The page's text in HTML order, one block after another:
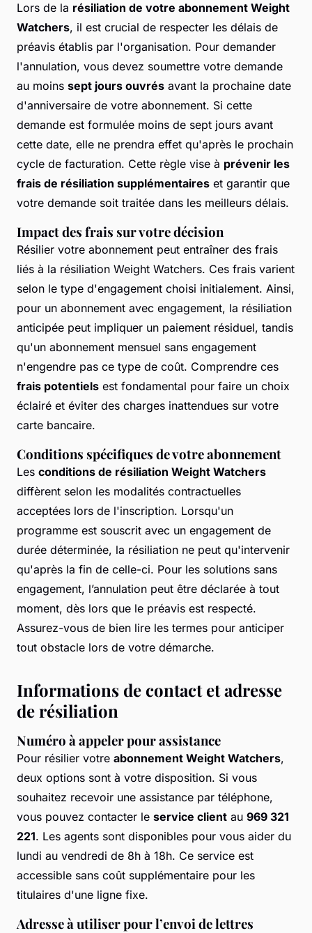
Lors de la résiliation de votre abonnement Weight
Watchers, il est crucial de respecter les délais de
préavis établis par l'organisation. Pour demander
l'annulation, vous devez soumettre votre demande
au moins sept jours ouvrés avant la prochaine date
d'anniversaire de votre abonnement. Si cette
demande est formulée moins de sept jours avant
cette date, elle ne prendra effet qu'après le prochain
cycle de facturation. Cette règle vise à prévenir les
frais de résiliation supplémentaires et garantir que
votre demande soit traitée dans les meilleurs délais.
Impact des frais sur votre décision
Résilier votre abonnement peut entraîner des frais
liés à la résiliation Weight Watchers. Ces frais varient
selon le type d'engagement choisi initialement. Ainsi,
pour un abonnement avec engagement, la résiliation
anticipée peut impliquer un paiement résiduel, tandis
qu'un abonnement mensuel sans engagement
n'engendre pas ce type de coût. Comprendre ces
frais potentiels est fondamental pour faire un choix
éclairé et éviter des charges inattendues sur votre
carte bancaire.
Conditions spécifiques de votre abonnement
Les conditions de résiliation Weight Watchers
diffèrent selon les modalités contractuelles
acceptées lors de l'inscription. Lorsqu'un
programme est souscrit avec un engagement de
durée déterminée, la résiliation ne peut qu'intervenir
qu'après la fin de celle-ci. Pour les solutions sans
engagement, l’annulation peut être déclarée à tout
moment, dès lors que le préavis est respecté.
Assurez-vous de bien lire les termes pour anticiper
tout obstacle lors de votre démarche.
Informations de contact et adresse
de résiliation
Numéro à appeler pour assistance
Pour résilier votre abonnement Weight Watchers,
deux options sont à votre disposition. Si vous
souhaitez recevoir une assistance par téléphone,
vous pouvez contacter le service client au 969 321
221. Les agents sont disponibles pour vous aider du
lundi au vendredi de 8h à 18h. Ce service est
accessible sans coût supplémentaire pour les
titulaires d'une ligne fixe.
Adresse à utiliser pour l’envoi de lettres